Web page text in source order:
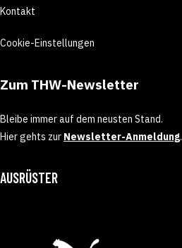
Kontakt
Cookie-Einstellungen
Zum THW-Newsletter
Bleibe immer auf dem neusten Stand.
Hier gehts zur Newsletter-Anmeldung.
AUSRÜSTER